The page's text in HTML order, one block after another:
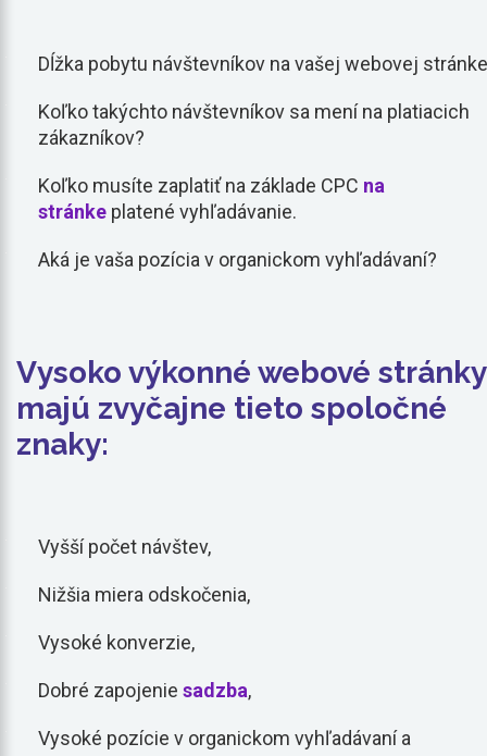
Dĺžka pobytu návštevníkov na vašej webovej
Koľko takýchto návštevníkov sa mení na platiacich
zákazníkov?
Koľko musíte zaplatiť na základe CPC na
stránke platené vyhľadávanie.
Aká je vaša pozícia v organickom vyhľadávaní?
Vysoko výkonné webové stránky
majú zvyčajne tieto spoločné
znaky:
Vyšší počet návštev,
Nižšia miera odskočenia,
Vysoké konverzie,
Dobré zapojenie sadzba,
Vysoké pozície v organickom vyhľadávaní a